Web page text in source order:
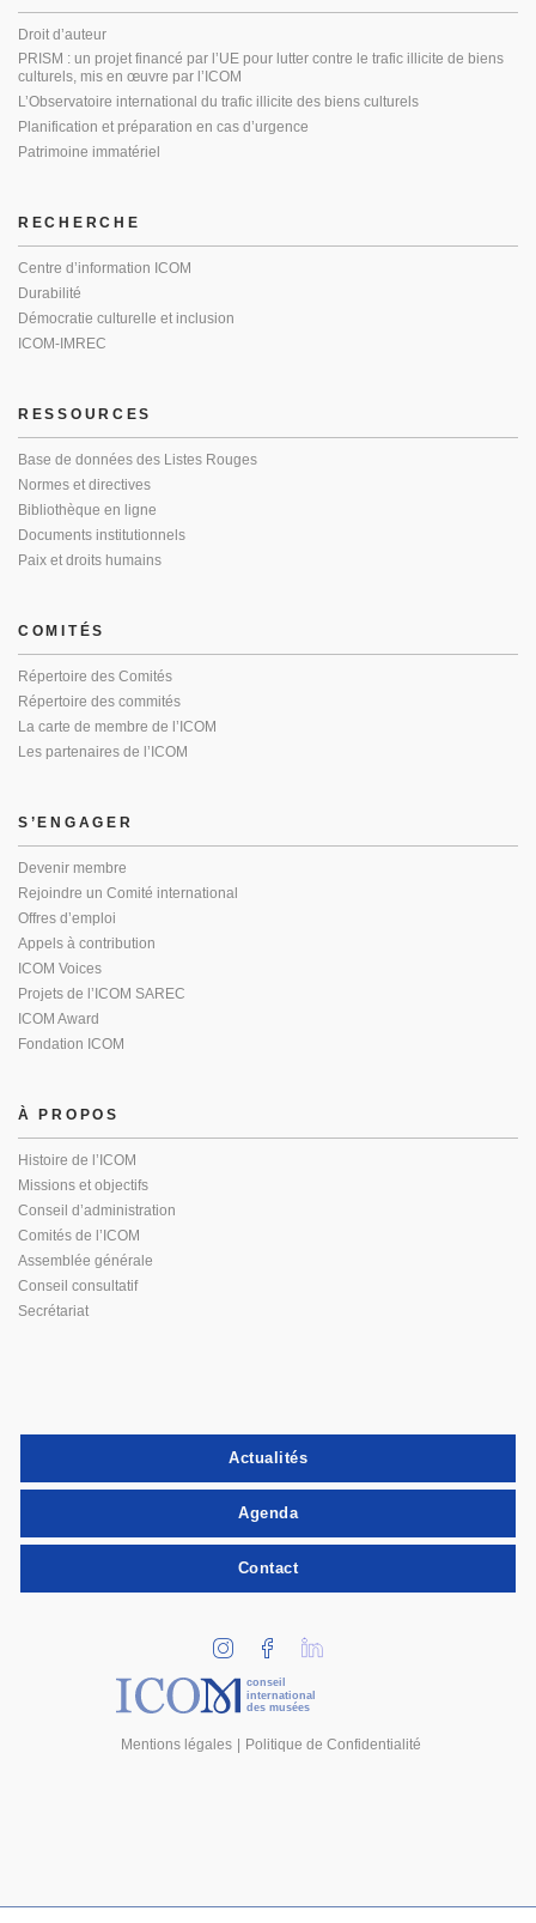
Droit d’auteur
PRISM : un projet financé par l’UE pour lutter contre le trafic illicite de biens
culturels, mis en œuvre par l’ICOM
L’Observatoire international du trafic illicite des biens culturels
Planification et préparation en cas d’urgence
Patrimoine immatériel
RECHERCHE
Centre d’information ICOM
Durabilité
Démocratie culturelle et inclusion
ICOM-IMREC
RESSOURCES
Base de données des Listes Rouges
Normes et directives
Bibliothèque en ligne
Documents institutionnels
Paix et droits humains
COMITÉS
Répertoire des Comités
Répertoire des commités
La carte de membre de l’ICOM
Les partenaires de l’ICOM
S’ENGAGER
Devenir membre
Rejoindre un Comité international
Offres d’emploi
Appels à contribution
ICOM Voices
Projets de l’ICOM SAREC
ICOM Award
Fondation ICOM
À PROPOS
Histoire de l’ICOM
Missions et objectifs
Conseil d’administration
Comités de l’ICOM
Assemblée générale
Conseil consultatif
Secrétariat
Actualités
Agenda
Contact
conseil
international
des musées
Mentions légales Politique de Confidentialité